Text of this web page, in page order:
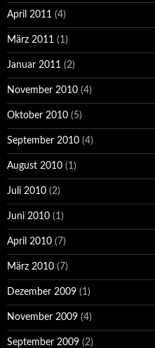
April 2011 (4)
März 2011 (1)
Januar 2011 (2)
November 2010 (4)
Oktober 2010 (5)
September 2010 (4)
August 2010 (1)
Juli 2010 (2)
Juni 2010 (1)
April 2010 (7)
März 2010 (7)
Dezember 2009 (1)
November 2009 (4)
September 2009 (2)